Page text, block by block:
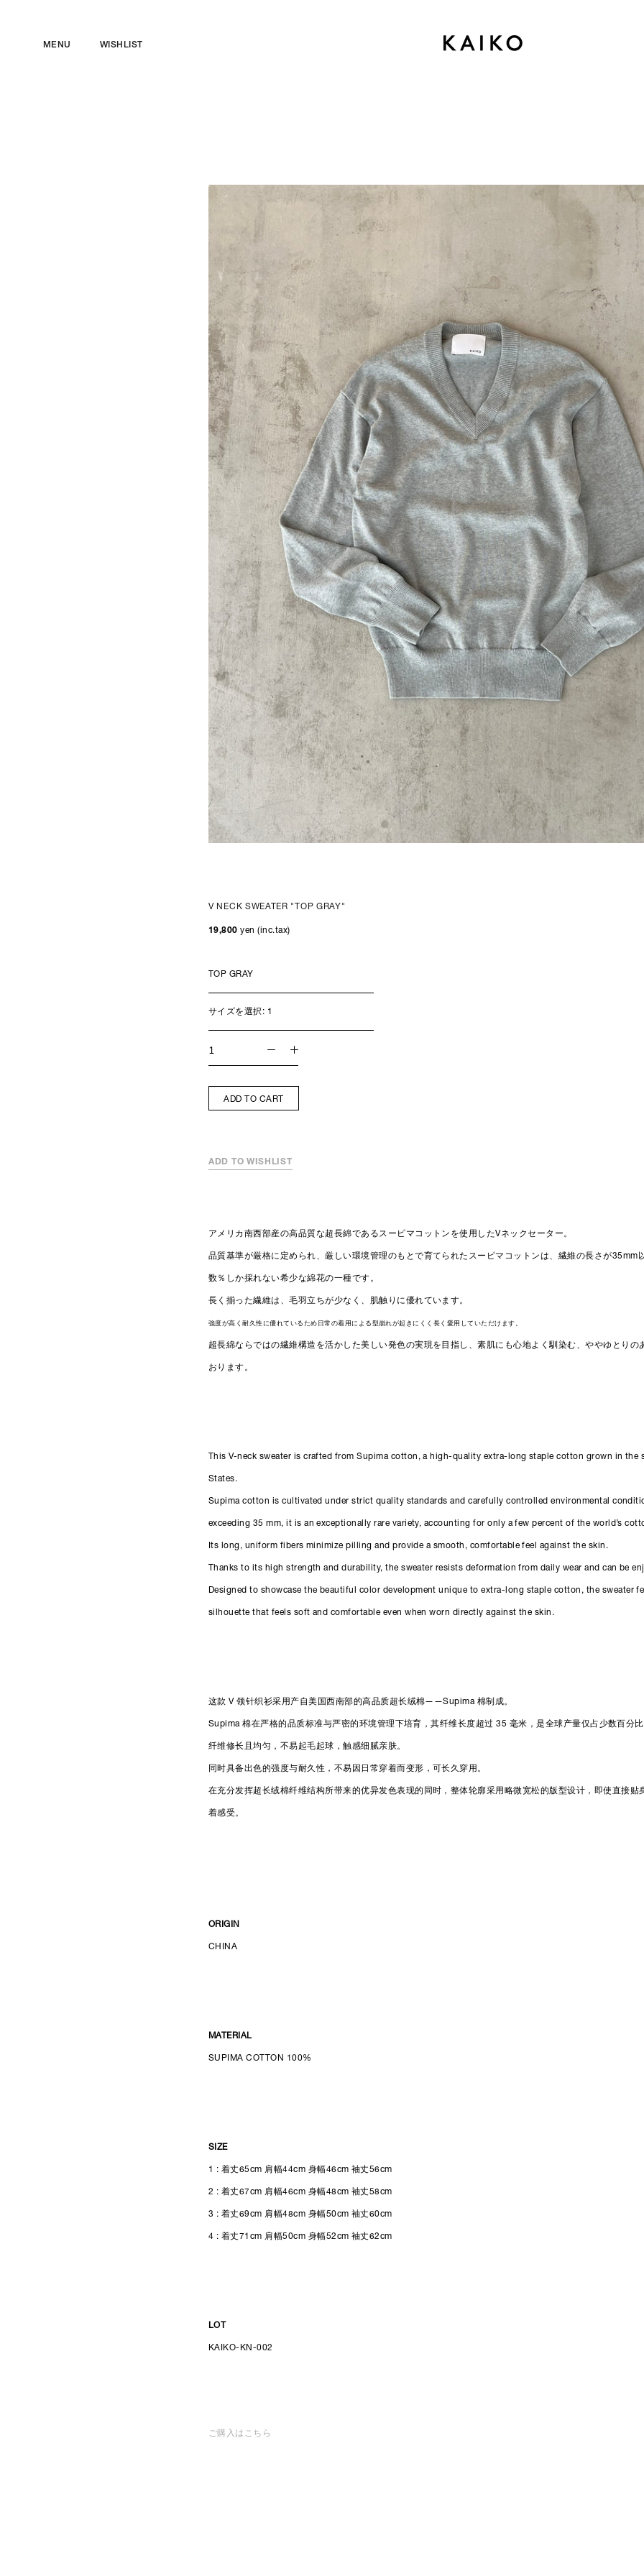
MENU WISHLIST
V NECK SWEATER "TOP GRAY"
19,800 yen (inc.tax)
サイズを選択: 1
ADD TO CART
ADD TO WISHLIST
アメリカ南西部産の高品質な超長綿であるスーピマコットンを使用したVネックセーター。
品質基準が厳格に定められ、厳しい環境管理のもとで育てられたスーピマコットンは、繊維の長さが35mm
数％しか採れない希少な綿花の一種です。
長く揃った繊維は、毛羽立ちが少なく、肌触りに優れています。
強度が高く耐久性に優れているため日常の着用による型崩れが起きにくく長く愛用していただけます。
超長綿ならではの繊維構造を活かした美しい発色の実現を目指し、素肌にも心地よく馴染む、ややゆとりの
おります。
This V-neck sweater is crafted from Supima cotton, a high-quality extra-long staple cotton grown in the
States.
Supima cotton is cultivated under strict quality standards and carefully controlled environmental
exceeding 35 mm, it is an exceptionally rare variety, accounting for only a few percent of the world’s
Its long, uniform fibers minimize pilling and provide a smooth, comfortable feel against the skin.
Thanks to its high strength and durability, the sweater resists deformation from daily wear and can be
Designed to showcase the beautiful color development unique to extra-long staple cotton, the sweater
silhouette that feels soft and comfortable even when worn directly against the skin.
这款 V 领针织衫采用产自美国西南部的高品质超长绒棉——Supima 棉制成。
Supima 棉在严格的品质标准与严密的环境管理下培育，其纤维长度超过 35 毫米，是全球产量仅占少数百分比
纤维修长且均匀，不易起毛起球，触感细腻亲肤。
同时具备出色的强度与耐久性，不易因日常穿着而变形，可长久穿用。
在充分发挥超长绒棉纤维结构所带来的优异发色表现的同时，整体轮廓采用略微宽松的版型设计，即使直接贴
着感受。
ORIGIN
CHINA
MATERIAL
SUPIMA COTTON 100%
SIZE
1 : 着丈65cm 肩幅44cm 身幅46cm 袖丈56cm
2 : 着丈67cm 肩幅46cm 身幅48cm 袖丈58cm
3 : 着丈69cm 肩幅48cm 身幅50cm 袖丈60cm
4 : 着丈71cm 肩幅50cm 身幅52cm 袖丈62cm
LOT
KAIKO-KN-002
ご購入はこちら